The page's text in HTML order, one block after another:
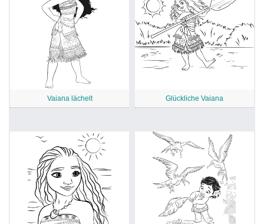
Vaiana lächelt Glückliche Vaiana